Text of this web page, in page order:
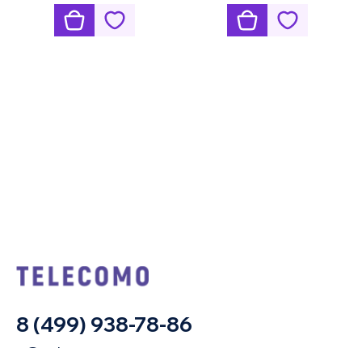
8 (499) 938-78-86